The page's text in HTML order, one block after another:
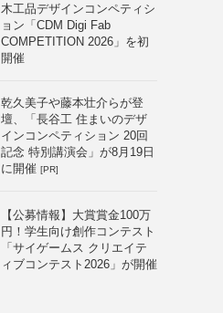
木工品デザインコンペティシ
ョン「CDM Digi Fab
COMPETITION 2026」を初
開催
乾久美子や藤本壮介らが登
壇、「長谷工 住まいのデザ
インコンペティション 20回
記念 特別講演会」が8月19日
に開催 [PR]
【公募情報】大賞賞金100万
円！学生向け創作コンテスト
「サイゲームス クリエイテ
ィブコンテスト2026」が開催